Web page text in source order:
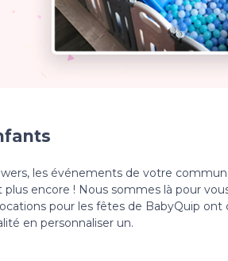
les événements de votre
encore ! Nous sommes là pour
pour les fêtes de BabyQuip ont
en personnaliser un.